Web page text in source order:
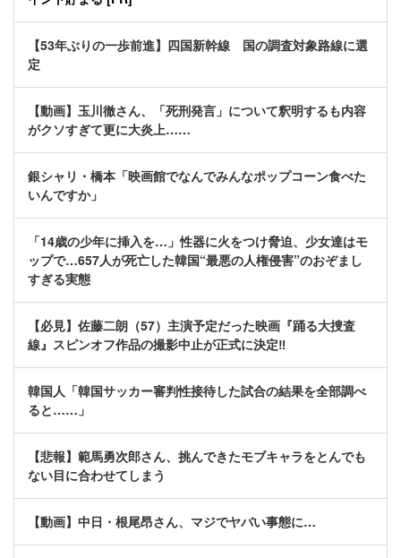
【53年ぶりの一歩前進】四国新幹線 国の調査対象路線に選
定
【動画】玉川徹さん、「死刑発言」について釈明するも内容
がクソすぎて更に大炎上……
銀シャリ・橋本「映画館でなんでみんなポップコーン食べた
いんですか」
「14歳の少年に挿入を…」性器に火をつけ脅迫、少女達はモ
ップで…657人が死亡した韓国“最悪の人権侵害”のおぞまし
すぎる実態
【必見】佐藤二朗（57）主演予定だった映画『踊る大捜査
線』スピンオフ作品の撮影中止が正式に決定‼
韓国人「韓国サッカー審判性接待した試合の結果を全部調べ
ると……」
【悲報】範馬勇次郎さん、挑んできたモブキャラをとんでも
ない目に合わせてしまう
【動画】中日・根尾昂さん、マジでヤバい事態に…